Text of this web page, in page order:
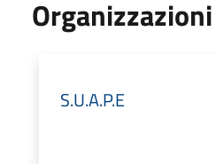
Organizzazioni
S.U.A.P.E